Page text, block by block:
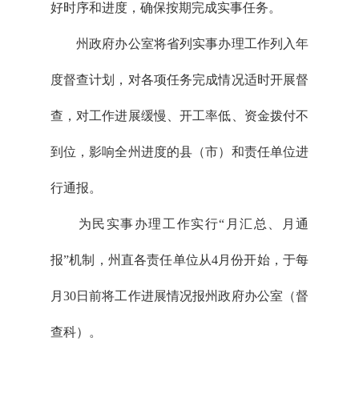
好时序和进度，确保按期完成实事任务。
州政府办公室将省列实事办理工作列入年
度督查计划，对各项任务完成情况适时开展督
查，对工作进展缓慢、开工率低、资金拨付不
到位，影响全州进度的县（市）和责任单位进
行通报。
为民实事办理工作实行“月汇总、月通
报”机制，州直各责任单位从4月份开始，于每
月30日前将工作进展情况报州政府办公室（督
查科）。